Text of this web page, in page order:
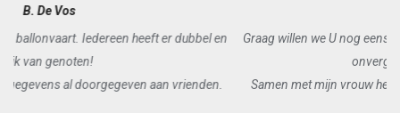
Graag willen we U nog eens bedanken voor de leuke, spannende en
Samen met mijn vrouw hebben we genoten van een prachtige en